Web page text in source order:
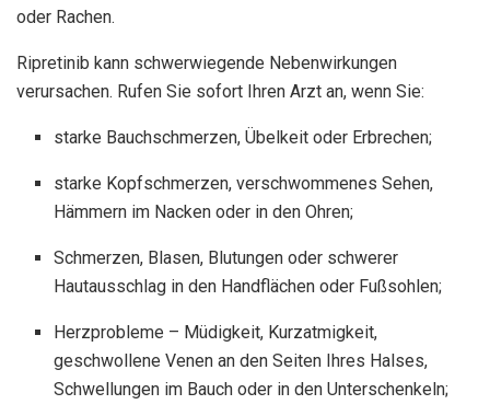
oder Rachen.
Ripretinib kann schwerwiegende Nebenwirkungen
verursachen. Rufen Sie sofort Ihren Arzt an, wenn Sie:
starke Bauchschmerzen, Übelkeit oder Erbrechen;
starke Kopfschmerzen, verschwommenes Sehen,
Hämmern im Nacken oder in den Ohren;
Schmerzen, Blasen, Blutungen oder schwerer
Hautausschlag in den Handflächen oder Fußsohlen;
Herzprobleme – Müdigkeit, Kurzatmigkeit,
geschwollene Venen an den Seiten Ihres Halses,
Schwellungen im Bauch oder in den Unterschenkeln;